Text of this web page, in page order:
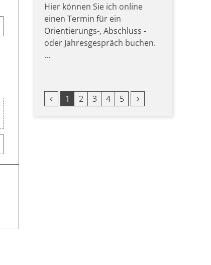
Hier können Sie ich online
einen Termin für ein
Orientierungs-, Abschluss -
oder Jahresgespräch buchen.
...
Vorherige Seite
1 2 3 4 5 Nächste Seite